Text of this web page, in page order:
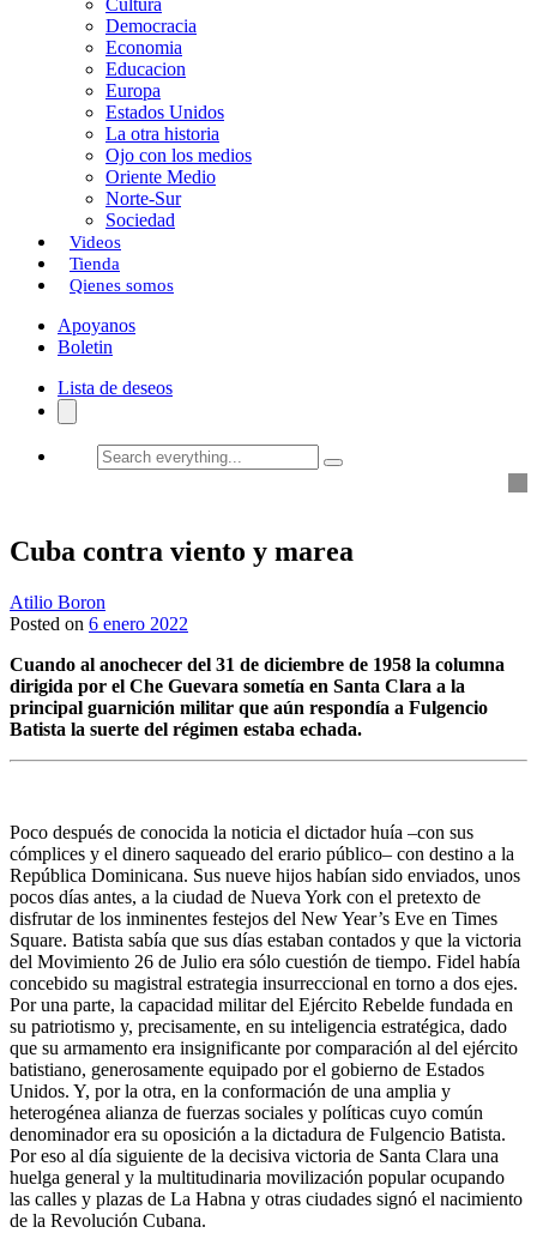
Cultura
Democracia
Economia
Educacion
Europa
Estados Unidos
La otra historia
Ojo con los medios
Oriente Medio
Norte-Sur
Sociedad
Videos
Tienda
Qienes somos
Apoyanos
Boletin
Lista de deseos
Search
everything...
Cuba contra viento y marea
Atilio Boron
Posted on 6 enero 2022
Cuando al anochecer del 31 de diciembre de 1958 la columna
dirigida por el Che Guevara sometía en Santa Clara a la
principal guarnición militar que aún respondía a Fulgencio
Batista la suerte del régimen estaba echada.
Poco después de conocida la noticia el dictador huía –con sus
cómplices y el dinero saqueado del erario público– con destino a la
República Dominicana. Sus nueve hijos habían sido enviados, unos
pocos días antes, a la ciudad de Nueva York con el pretexto de
disfrutar de los inminentes festejos del New Year’s Eve en Times
Square. Batista sabía que sus días estaban contados y que la victoria
del Movimiento 26 de Julio era sólo cuestión de tiempo. Fidel había
concebido su magistral estrategia insurreccional en torno a dos ejes.
Por una parte, la capacidad militar del Ejército Rebelde fundada en
su patriotismo y, precisamente, en su inteligencia estratégica, dado
que su armamento era insignificante por comparación al del ejército
batistiano, generosamente equipado por el gobierno de Estados
Unidos. Y, por la otra, en la conformación de una amplia y
heterogénea alianza de fuerzas sociales y políticas cuyo común
denominador era su oposición a la dictadura de Fulgencio Batista.
Por eso al día siguiente de la decisiva victoria de Santa Clara una
huelga general y la multitudinaria movilización popular ocupando
las calles y plazas de La Habna y otras ciudades signó el nacimiento
de la Revolución Cubana.